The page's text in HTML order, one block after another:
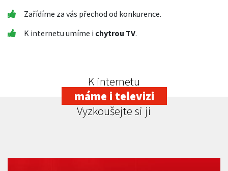
Zařídíme za vás přechod od konkurence.
K internetu umíme i chytrou TV.
K internetu
máme i televizi
Vyzkoušejte si ji